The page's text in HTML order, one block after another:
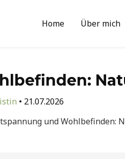
Home Über mich
• 21.07.2026
und Wohlbefinden: